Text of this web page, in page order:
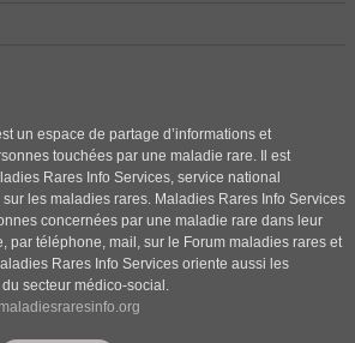
un espace de partage d’informations et
touchées par une maladie rare. Il est
Rares Info Services, service national
les maladies rares. Maladies Rares Info Services
concernées par une maladie rare dans leur
par téléphone, mail, sur le Forum maladies rares et
Rares Info Services oriente aussi les
secteur médico-social.